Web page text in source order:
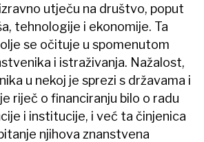
utječu na društvo, poput
tehnologije i ekonomije. Ta
se očituje u spomenutom
i istraživanja. Nažalost,
u nekoj je sprezi s državama i
riječ o financiranju bilo o radu
i institucije, i već ta činjenica
njihova znanstvena